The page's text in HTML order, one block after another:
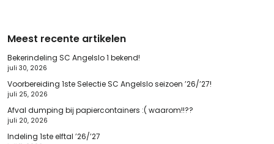
Meest recente artikelen
Bekerindeling SC Angelslo 1 bekend!
juli 30, 2026
Voorbereiding 1ste Selectie SC Angelslo seizoen ’26/’27!
juli 25, 2026
Afval dumping bij papiercontainers :( waarom!!??
juli 20, 2026
Indeling 1ste elftal ’26/’27